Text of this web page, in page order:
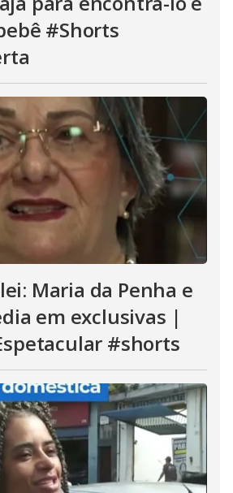
#Shorts
Maria da Penha e
em exclusivas |
#shorts